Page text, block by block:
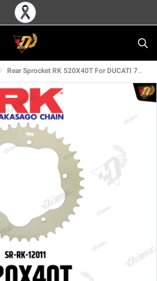
Rear Sprocket RK 520X40T For DUCATI 796